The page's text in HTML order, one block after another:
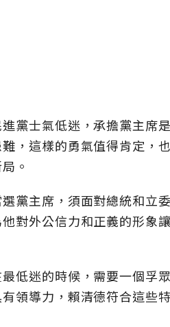
黨士氣低迷，承擔黨主席
，這樣的勇氣值得肯定，
。
黨主席，須面對總統和立
對外公信力和正義的形象
低迷的時候，需要一個孚
領導力，賴清德符合這些